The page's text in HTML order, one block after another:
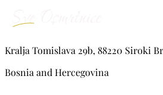
Kralja Tomislava 29b, 88220 Siroki
Bosnia and Hercegovina